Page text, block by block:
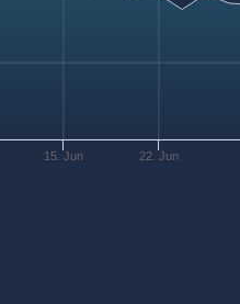
15. Jun 22. Jun